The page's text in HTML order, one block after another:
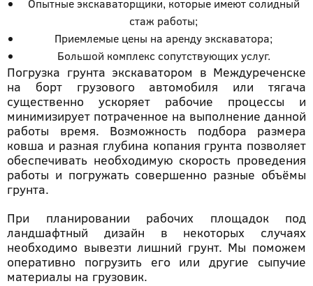
Опытные экскаваторщики, которые имеют солидный
стаж работы;
Приемлемые цены на аренду экскаватора;
Большой комплекс сопутствующих услуг.
Погрузка грунта экскаватором в Междуреченске
на борт грузового автомобиля или тягача
существенно ускоряет рабочие процессы и
минимизирует потраченное на выполнение данной
работы время. Возможность подбора размера
ковша и разная глубина копания грунта позволяет
обеспечивать необходимую скорость проведения
работы и погружать совершенно разные объёмы
грунта.
При планировании рабочих площадок под
ландшафтный дизайн в некоторых случаях
необходимо вывезти лишний грунт. Мы поможем
оперативно погрузить его или другие сыпучие
материалы на грузовик.